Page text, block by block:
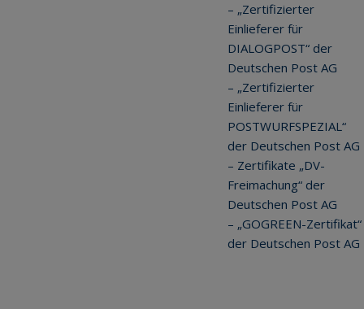
– „Zertifizierter
Einlieferer für
DIALOGPOST“ der
Deutschen Post AG
– „Zertifizierter
Einlieferer für
POSTWURFSPEZIAL“
der Deutschen Post AG
– Zertifikate „DV-
Freimachung“ der
Deutschen Post AG
– „GOGREEN-Zertifikat“
der Deutschen Post AG